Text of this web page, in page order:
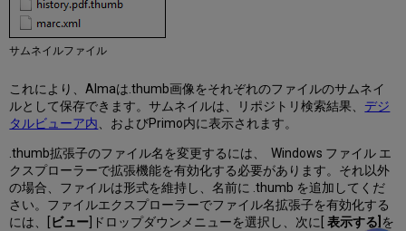
サムネイルファイル
これにより、Almaは.thumb画像をそれぞれのファイルのサムネイ
ルとして保存できます。サムネイルは、リポジトリ検索結果、 デジ
タルビューア内、およびPrimo内に表示されます。
.thumb拡張子のファイル名を変更するには、 Windows ファイル エ
クスプローラーで拡張機能を有効化する必要があります。それ以外
の場合、ファイルは形式を維持し、名前に .thumb を追加してくだ
さい。ファイルエクスプローラーでファイル名拡張子を有効化する
には、[
ビュー ]ドロップダウンメニューを選択し、次に[表示する] を